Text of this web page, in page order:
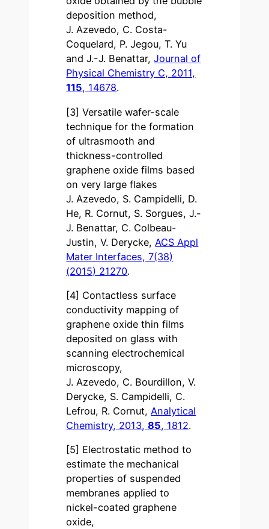
deposition method,
J. Azevedo, C. Costa-
Coquelard, P. Jegou, T. Yu
and J.-J. Benattar,Journal of
Physical Chemistry C, 2011,
115, 14678.
[3] Versatile wafer-scale
technique for the formation
of ultrasmooth and
thickness-controlled
graphene oxide films based
on very large flakes
J. Azevedo, S. Campidelli, D.
He, R. Cornut, S. Sorgues, J.-
J. Benattar, C. Colbeau-
Justin, V. Derycke, ACS Appl
Mater Interfaces, 7(38)
(2015) 21270.
[4] Contactless surface
conductivity mapping of
graphene oxide thin films
deposited on glass with
scanning electrochemical
microscopy,
J. Azevedo, C. Bourdillon, V.
Derycke, S. Campidelli, C.
Lefrou, R. Cornut, Analytical
Chemistry, 2013,85, 1812.
[5] Electrostatic method to
estimate the mechanical
properties of suspended
membranes applied to
nickel-coated graphene
oxide,